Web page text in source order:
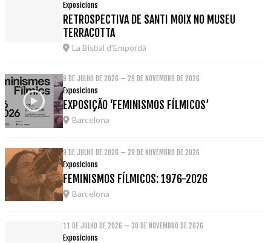
Exposicions
RETROSPECTIVA DE SANTI MOIX NO MUSEU
TERRACOTTA
La Bisbal d'Empordà
9 DE JULHO DE 2026 – 29 DE NOVEMBRO DE 2026
Exposicions
EXPOSIÇÃO ‘FEMINISMOS FÍLMICOS’
Barcelona
9 DE JULHO DE 2026 – 29 DE NOVEMBRO DE 2026
Exposicions
FEMINISMOS FÍLMICOS: 1976-2026
Barcelona
11 DE JULHO DE 2026 – 30 DE NOVEMBRO DE 2026
Exposicions